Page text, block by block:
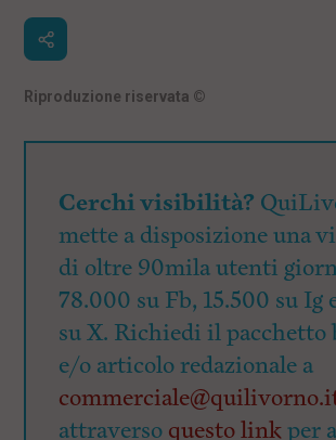
Riproduzione riservata ©
Cerchi visibilità?
mette a disposizione una
di oltre 90mila utenti
78.000 su Fb, 15.500 su Ig
su X. Richiedi il pacchetto
e/o articolo redazionale a
attraverso questo linkper